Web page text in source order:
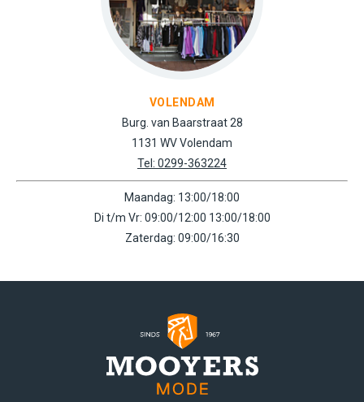
VOLENDAM
Burg. van Baarstraat 28
1131 WV Volendam
Tel: 0299-363224
Maandag: 13:00/18:00
Di t/m Vr: 09:00/12:00 13:00/18:00
Zaterdag: 09:00/16:30